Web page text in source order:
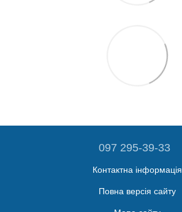
097 295-39-33
Контактна інформація
Повна версія сайту